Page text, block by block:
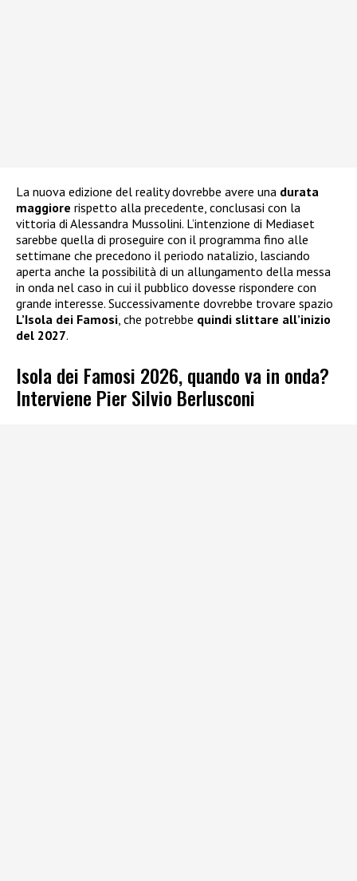
La nuova edizione del reality dovrebbe avere una durata
maggiore rispetto alla precedente, conclusasi con la
vittoria di Alessandra Mussolini. L’intenzione di Mediaset
sarebbe quella di proseguire con il programma fino alle
settimane che precedono il periodo natalizio, lasciando
aperta anche la possibilità di un allungamento della messa
in onda nel caso in cui il pubblico dovesse rispondere con
grande interesse. Successivamente dovrebbe trovare spazio
L’Isola dei Famosi , che potrebbe quindi slittare all’inizio
del 2027.
Isola dei Famosi 2026, quando va in onda?
Interviene Pier Silvio Berlusconi